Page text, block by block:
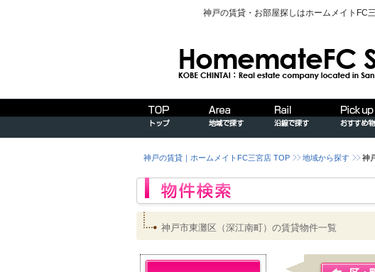
神戸の賃貸・お部屋探しはホームメイトFC
神戸の賃貸｜ホームメイトFC三宮店 TOP 地域から探す 神
神戸市東灘区（深江南町）の賃貸物件一覧